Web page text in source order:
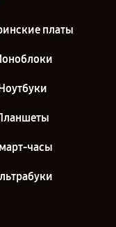
платы
часы